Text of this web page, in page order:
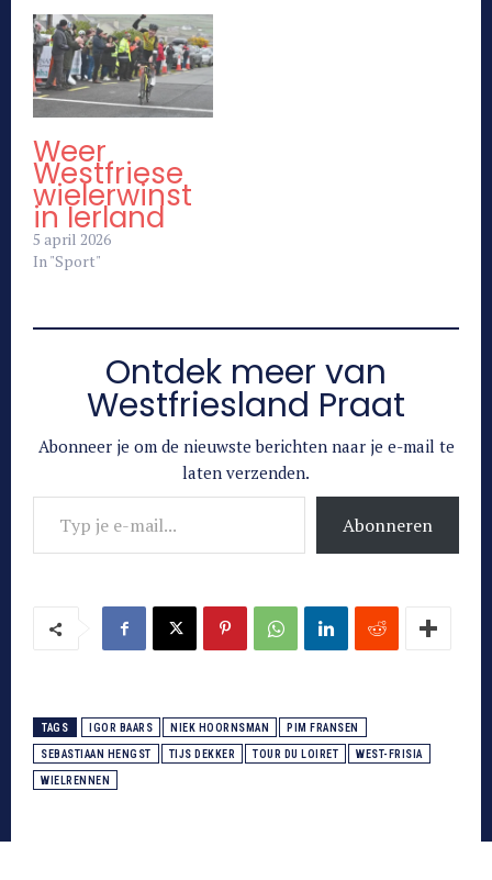
Weer
Westfriese
wielerwinst
in Ierland
5 april 2026
In "Sport"
Ontdek meer van
Westfriesland Praat
Abonneer je om de nieuwste berichten naar je e-mail te
laten verzenden.
Typ je e-mail...
Abonneren
TAGS IGOR BAARS NIEK HOORNSMAN PIM FRANSEN
SEBASTIAAN HENGST TIJS DEKKER TOUR DU LOIRET WEST-FRISIA
WIELRENNEN